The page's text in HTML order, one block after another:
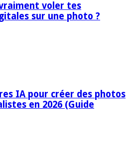
voler tes
sur une photo ?
IA pour créer des photos
en 2026 (Guide